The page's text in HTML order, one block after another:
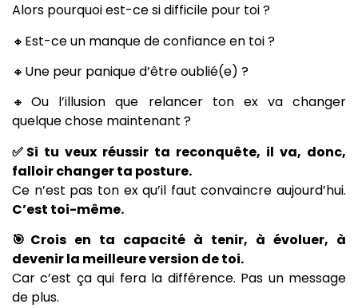
Alors pourquoi est-ce si difficile pour toi ?
🔸Est-ce un manque de confiance en toi ?
🔸Une peur panique d’être oublié(e) ?
🔸Ou l’illusion que relancer ton ex va changer
quelque chose maintenant ?
✅Si tu veux réussir ta reconquête, il va, donc,
falloir changer ta posture.
Ce n’est pas ton ex qu’il faut convaincre aujourd’hui.
C’est toi-même.
🎯Crois en ta capacité à tenir, à évoluer, à
devenir la meilleure version de toi.
Car c’est ça qui fera la différence. Pas un message
de plus.